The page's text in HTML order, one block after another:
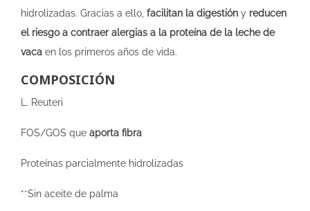
hidrolizadas. Gracias a ello, facilitan la digestión y reducen
el riesgo a contraer alergias a la proteína de la leche de
vaca en los primeros años de vida.
COMPOSICIÓN
L. Reuteri
FOS/GOS que aporta fibra
Proteínas parcialmente hidrolizadas
**Sin aceite de palma